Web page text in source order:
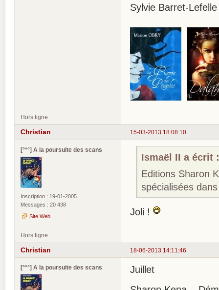
Sylvie Barret-
Hors ligne
15-03-2013 18:08:10
Christian
[°*°] A la poursuite des scans
Inscription : 19-01-2005
Messages : 20 438
Site Web
Ismaël II a écrit
Editions Sharon
spécialisées
Joli !
Hors ligne
18-06-2013 14:11:46
Christian
[°*°] A la poursuite des scans
Juillet